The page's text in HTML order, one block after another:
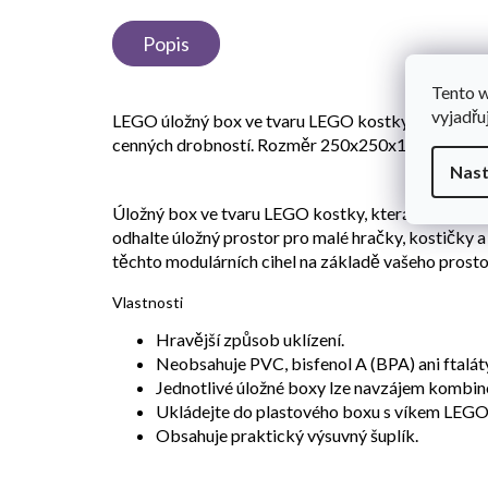
Tento
Popis
LEGO úložný box ve tvaru LEGO kostky se
cenných drobností. Rozměr 250x250x180 mm.
Úložný box ve tvaru LEGO kostky, která může
odhalte úložný prostor pro malé hračky, kostičky
těchto modulárních cihel na základě vašeho
Vlastnosti
Hravější způsob uklízení.
Neobsahuje PVC, bisfenol A (BPA) ani
Jednotlivé úložné boxy lze navzájem
Ukládejte do plastového boxu s víkem
Obsahuje praktický výsuvný šuplík.